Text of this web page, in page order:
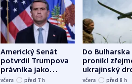
Americký Senát
potvrdil Trumpova
právníka jako
ministra
včera před 7 h
Do Bulharska
pronikl
ukrajinský
explodoval
včera před 8 h